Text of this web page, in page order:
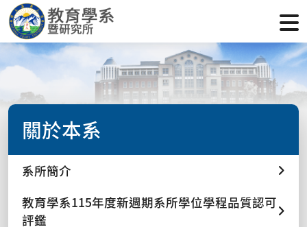
關於本系
系所簡介
教育學系115年度新週期系所學位學程品質認可
評鑑